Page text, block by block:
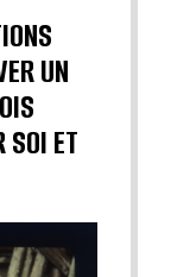
UN
SOI ET